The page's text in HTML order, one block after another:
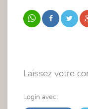
Laissez votre
Login avec: